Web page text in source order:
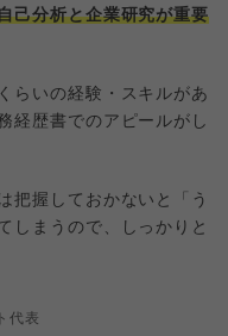
己分析と企業研究が重要
らいの経験・スキルがあ
経歴書でのアピールがし
把握しておかないと「う
しまうので、しっかりと
代表